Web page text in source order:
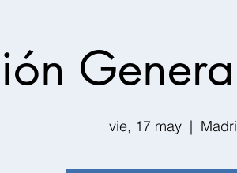
vie, 17 may
  |